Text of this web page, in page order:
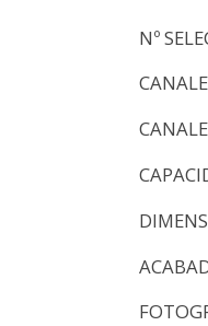
Nº